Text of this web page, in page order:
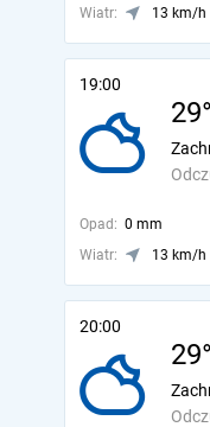
Wiatr:
13 km/h
19:00
Opad: 0 mm
Wiatr:
13 km/h
20:00